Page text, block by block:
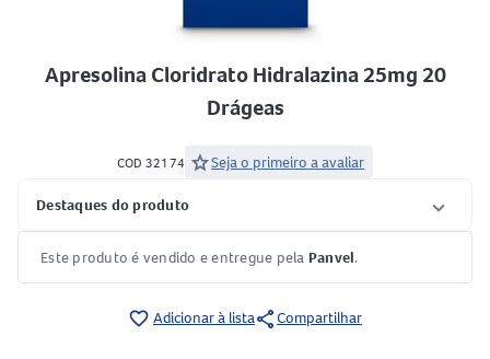
Apresolina Cloridrato Hidralazina 25mg 20
Drágeas
COD 32174 starSeja o primeiro a avaliar
Destaques do produto
Este produto é vendido e entregue pela Panvel.
favorite_border Adicionar à listashareCompartilhar